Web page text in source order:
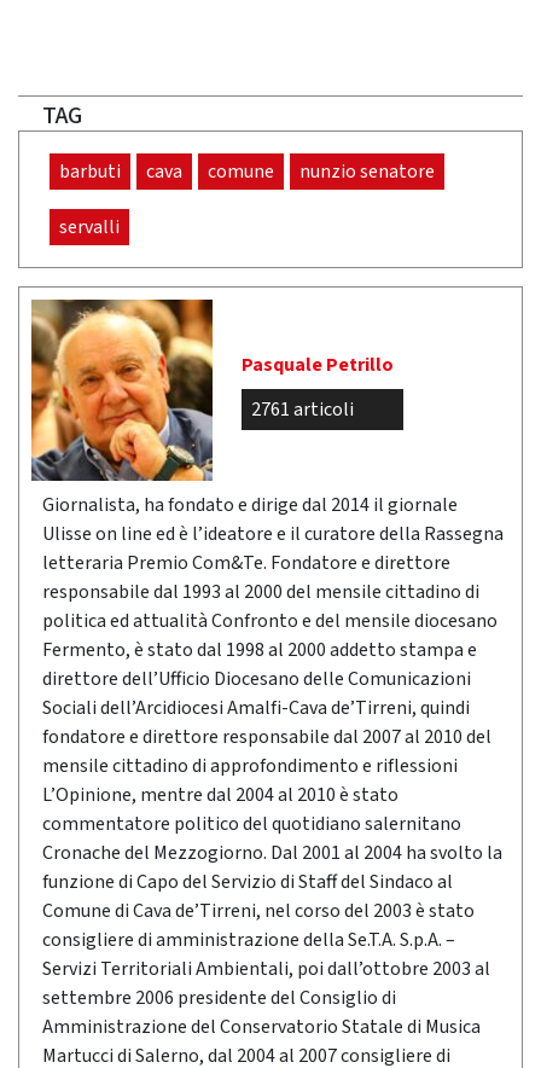
TAG
barbuti cava comune nunzio senatore
servalli
Pasquale Petrillo
2761 articoli
Giornalista, ha fondato e dirige dal 2014 il giornale
Ulisse on line ed è l’ideatore e il curatore della Rassegna
letteraria Premio Com&Te. Fondatore e direttore
responsabile dal 1993 al 2000 del mensile cittadino di
politica ed attualità Confronto e del mensile diocesano
Fermento, è stato dal 1998 al 2000 addetto stampa e
direttore dell’Ufficio Diocesano delle Comunicazioni
Sociali dell’Arcidiocesi Amalfi-Cava de’Tirreni, quindi
fondatore e direttore responsabile dal 2007 al 2010 del
mensile cittadino di approfondimento e riflessioni
L’Opinione, mentre dal 2004 al 2010 è stato
commentatore politico del quotidiano salernitano
Cronache del Mezzogiorno. Dal 2001 al 2004 ha svolto la
funzione di Capo del Servizio di Staff del Sindaco al
Comune di Cava de’Tirreni, nel corso del 2003 è stato
consigliere di amministrazione della Se.T.A. S.p.A. –
Servizi Territoriali Ambientali, poi dall’ottobre 2003 al
settembre 2006 presidente del Consiglio di
Amministrazione del Conservatorio Statale di Musica
Martucci di Salerno, dal 2004 al 2007 consigliere di